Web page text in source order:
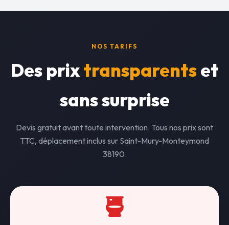
NOS TARIFS
Des prixtransparentset
sans surprise
Devis gratuit avant toute intervention. Tous nos prix sont
TTC, déplacement inclus sur Saint-Mury-Monteymond
38190.